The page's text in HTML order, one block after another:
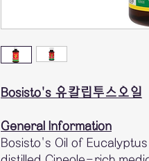
Bosisto's 유칼립투스오일
General Information
Bosisto's Oil of